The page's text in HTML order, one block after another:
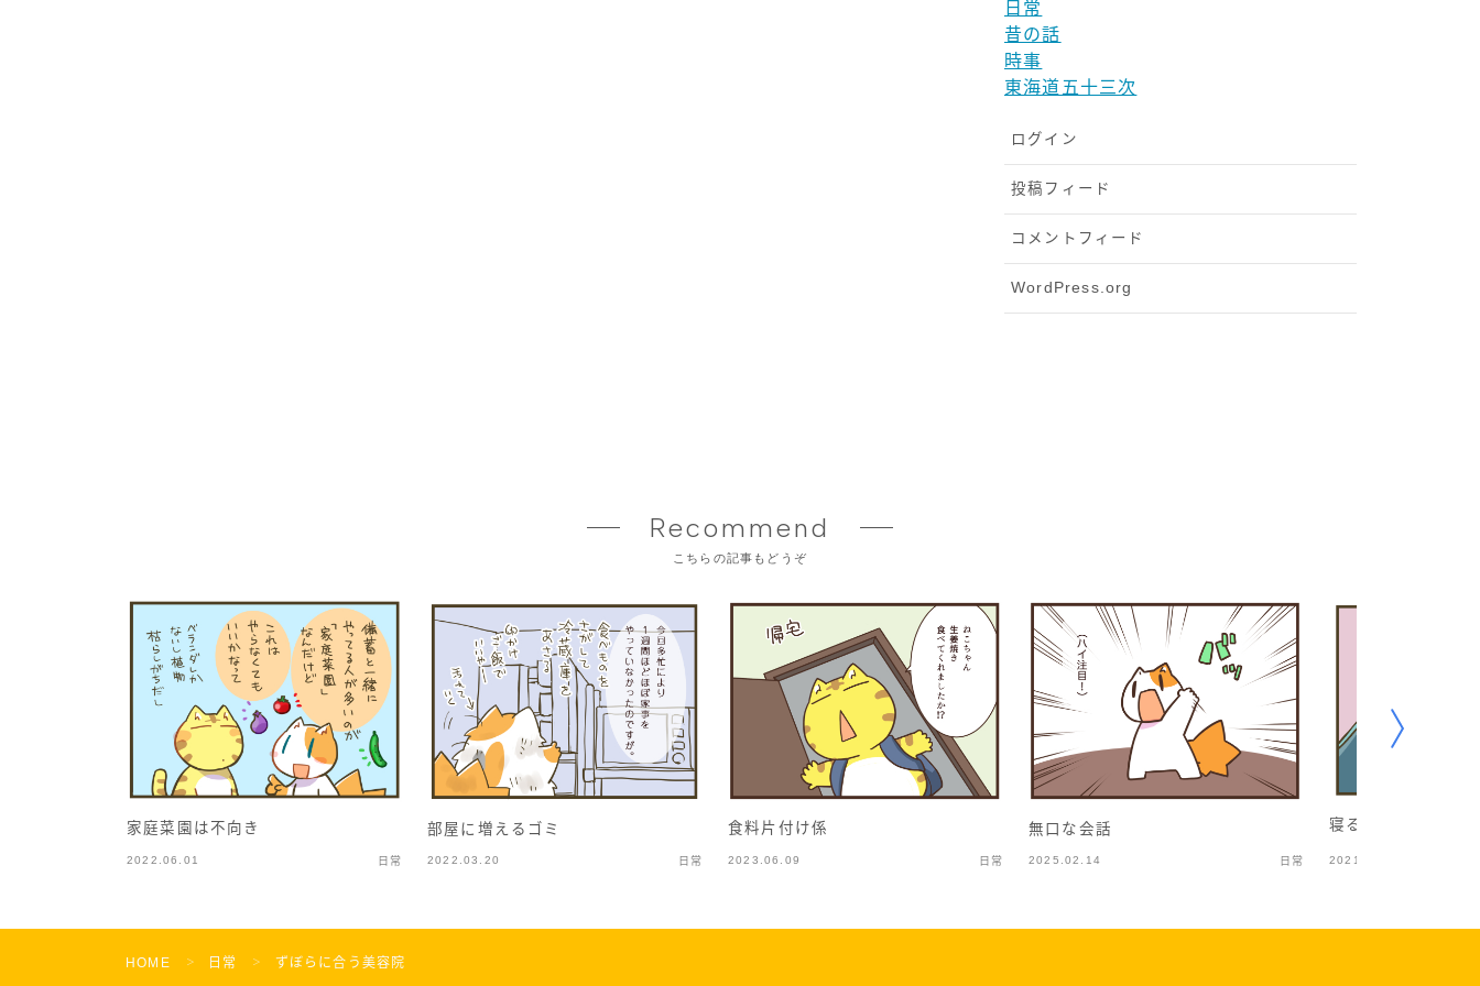
日常
昔の話
時事
東海道五十三次
ログイン
投稿フィード
コメントフィード
WordPress.org
Recommend
こちらの記事もどうぞ
家庭菜園は不向き
2022.06.01 日常
部屋に増えるゴミ
2022.03.20 日常
食料片付け係
2023.06.09 日常
無口な会話
2025.02.14 日常
寝る子
2021.07.21
HOME ＞ 日常 ＞ ずぼらに合う美容院